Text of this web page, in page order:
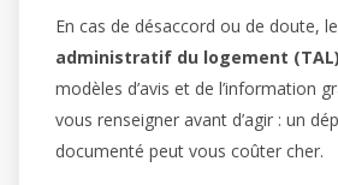
En cas de désaccord ou de doute, le
administratif du logement (TAL)
modèles d’avis et de l’information
vous renseigner avant d’agir : un
documenté peut vous coûter cher.